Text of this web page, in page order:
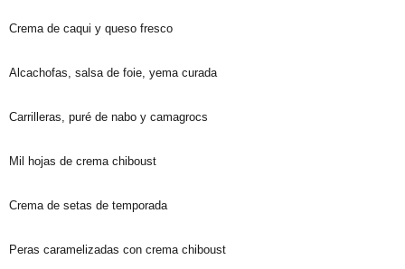
Crema de caqui y queso fresco
Alcachofas, salsa de foie, yema curada
Carrilleras, puré de nabo y camagrocs
Mil hojas de crema chiboust
Crema de setas de temporada
Peras caramelizadas con crema chiboust